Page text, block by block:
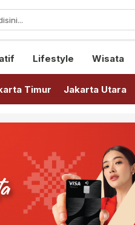
Lifestyle Wisata
Timur Jakarta Utara